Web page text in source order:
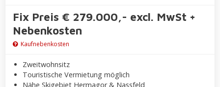
Fix Preis € 279.000,- excl. MwSt +
Nebenkosten
Kaufnebenkosten
Zweitwohnsitz
Touristische Vermietung möglich
Nähe Skigebiet Hermagor & Nassfeld